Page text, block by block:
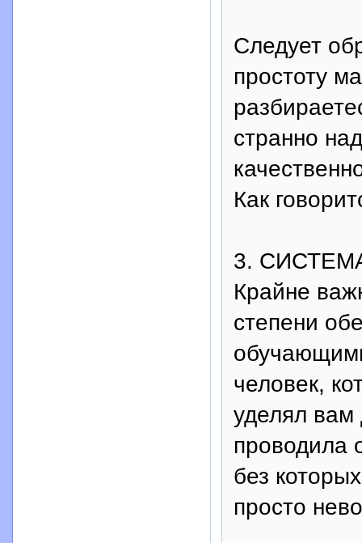
Следует
простоту
странно
Как
3.
Крайне
степени
человек,
уделял вам
проводила
без
просто